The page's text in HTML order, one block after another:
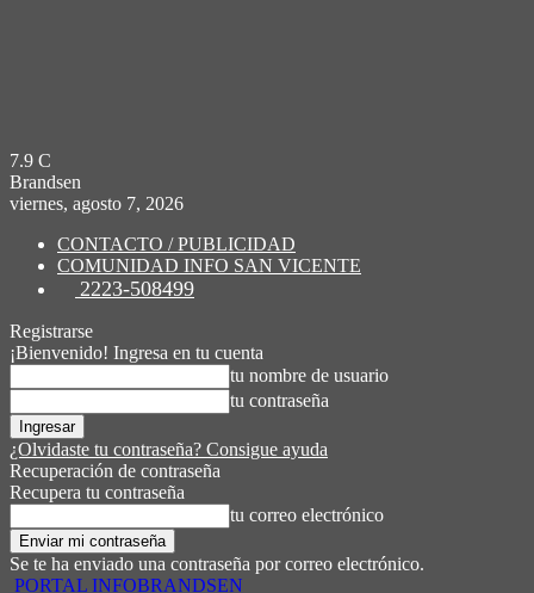
7.9 C
Brandsen
viernes, agosto 7, 2026
CONTACTO / PUBLICIDAD
COMUNIDAD INFO SAN VICENTE
2223-508499
Registrarse
¡Bienvenido! Ingresa en tu cuenta
tu nombre de usuario
tu contraseña
¿Olvidaste tu contraseña? Consigue ayuda
Recuperación de contraseña
Recupera tu contraseña
tu correo electrónico
Se te ha enviado una contraseña por correo electrónico.
PORTAL INFOBRANDSEN